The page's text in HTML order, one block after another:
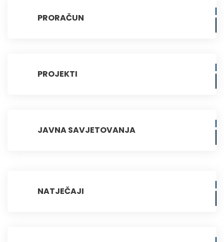
PRORAČUN
PROJEKTI
JAVNA SAVJETOVANJA
NATJEČAJI